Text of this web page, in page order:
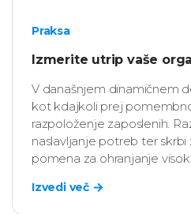
Praksa
Izmerite utrip vaše
V današnjem dinamičnem
kot kdajkoli prej
razpoloženje zaposlenih.
naslavljanje potreb ter
pomena za ohranjanje
Izvedi več